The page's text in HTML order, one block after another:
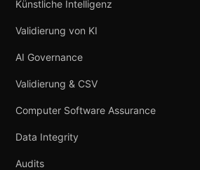
Künstliche Intelligenz
Validierung von KI
AI Governance
Validierung & CSV
Computer Software Assurance
Data Integrity
Audits